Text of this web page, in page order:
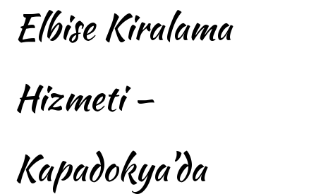
Elbise Kiralama
Hizmeti –
Kapadokya’da